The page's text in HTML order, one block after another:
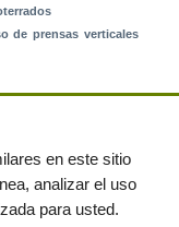
de prensas verticales
Política de privacidad
en este sitio
analizar el uso
para usted.